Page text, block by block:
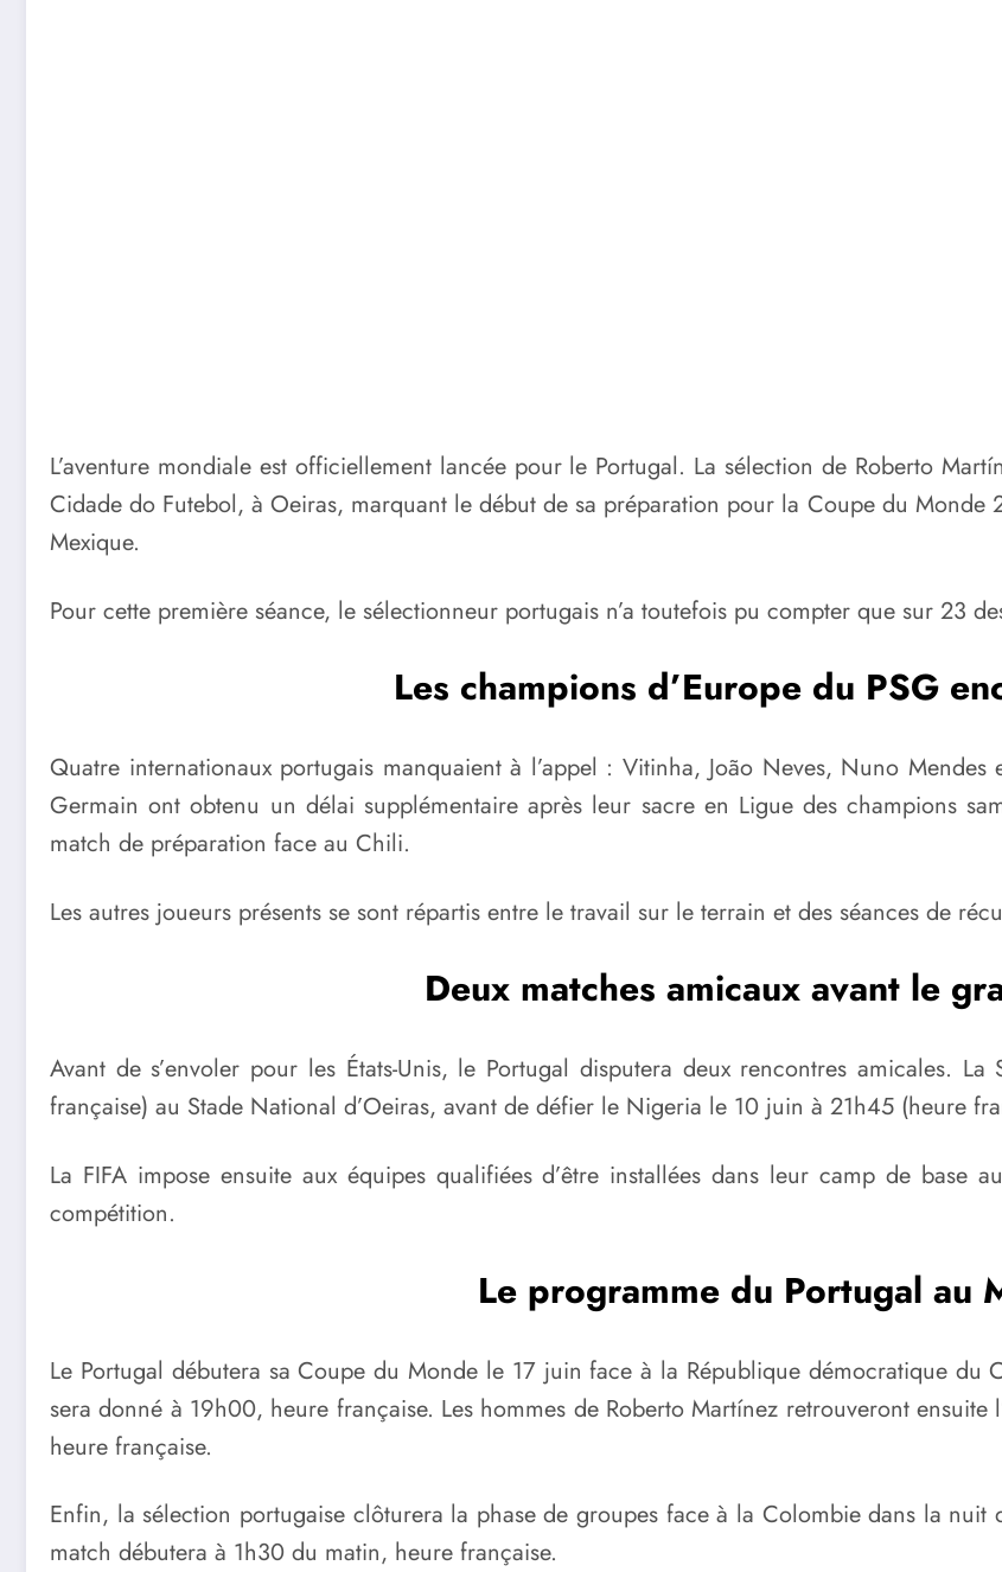
L’aventure mondiale est officiellement lancée pour le Portugal. La sélection de Roberto
Cidade do Futebol, à Oeiras, marquant le début de sa préparation pour la Coupe du Monde
Mexique.
Pour cette première séance, le sélectionneur portugais n’a toutefois pu compter que sur 23
Les champions d’Europe du PSG
Quatre internationaux portugais manquaient à l’appel : Vitinha, João Neves, Nuno Mendes
Germain ont obtenu un délai supplémentaire après leur sacre en Ligue des champions
match de préparation face au Chili.
Les autres joueurs présents se sont répartis entre le travail sur le terrain et des séances de
Deux matches amicaux avant le
Avant de s’envoler pour les États-Unis, le Portugal disputera deux rencontres amicales.
française) au Stade National d’Oeiras, avant de défier le Nigeria le 10 juin à 21h45 (heure
La FIFA impose ensuite aux équipes qualifiées d’être installées dans leur camp de
compétition.
Le programme du Portugal au
Le Portugal débutera sa Coupe du Monde le 17 juin face à la République démocratique du
sera donné à 19h00, heure française. Les hommes de Roberto Martínez retrouveront
heure française.
Enfin, la sélection portugaise clôturera la phase de groupes face à la Colombie dans la
match débutera à 1h30 du matin, heure française.